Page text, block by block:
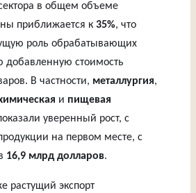
в общем объеме
приближается к 35%, что
роль обрабатывающих
добавленную стоимость
В частности, металлургия,
и пищевая
уверенный рост, с
на первом месте, с
16,9 млрд долларов.
растущий экспорт